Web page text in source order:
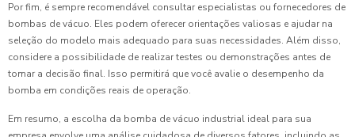
Por fim, é sempre recomendável consultar especialistas ou fornecedores de
bombas de vácuo. Eles podem oferecer orientações valiosas e ajudar na
seleção do modelo mais adequado para suas necessidades. Além disso,
considere a possibilidade de realizar testes ou demonstrações antes de
tomar a decisão final. Isso permitirá que você avalie o desempenho da
bomba em condições reais de operação.
Em resumo, a escolha da bomba de vácuo industrial ideal para sua